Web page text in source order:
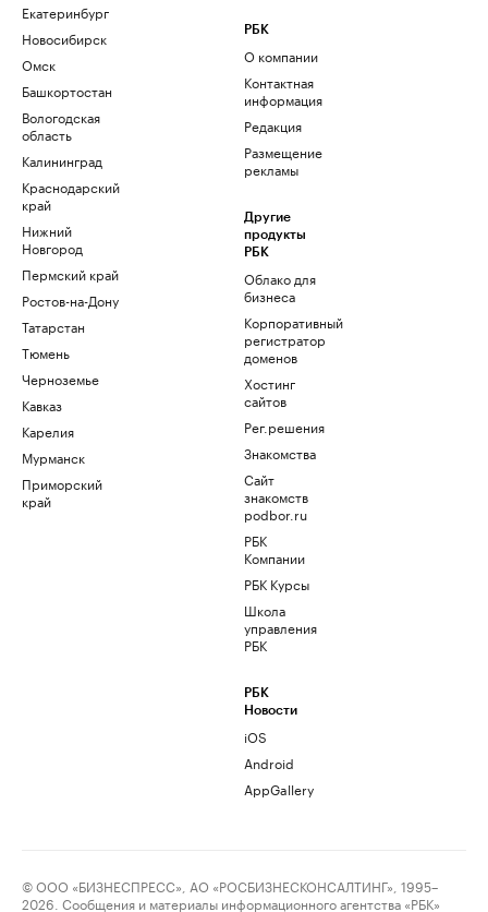
Екатеринбург
Новосибирск
Омск
Башкортостан
Вологодская
область
Калининград
Краснодарский
край
Нижний
Новгород
Пермский край
Ростов-на-Дону
Татарстан
Тюмень
Черноземье
Кавказ
Карелия
Мурманск
Приморский
край
РБК
О компании
Контактная
информация
Редакция
Размещение
рекламы
Другие
продукты
РБК
Облако для
бизнеса
Корпоративный
регистратор
доменов
Хостинг
сайтов
Рег.решения
Знакомства
Сайт
знакомств
podbor.ru
РБК
Компании
РБК Курсы
Школа
управления
РБК
РБК
Новости
iOS
Android
AppGallery
© ООО «БИЗНЕСПРЕСС», АО «РОСБИЗНЕСКОНСАЛТИНГ», 1995–
2026. Сообщения и материалы информационного агентства «РБК»